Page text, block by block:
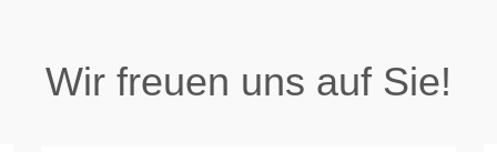
Wir freuen uns auf Sie!